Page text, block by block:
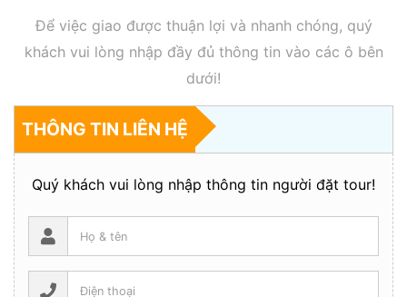
Để việc giao được thuận lợi và nhanh chóng, quý
khách vui lòng nhập đầy đủ thông tin vào các ô bên
dưới!
THÔNG TIN LIÊN HỆ
Quý khách vui lòng nhập thông tin người đặt tour!